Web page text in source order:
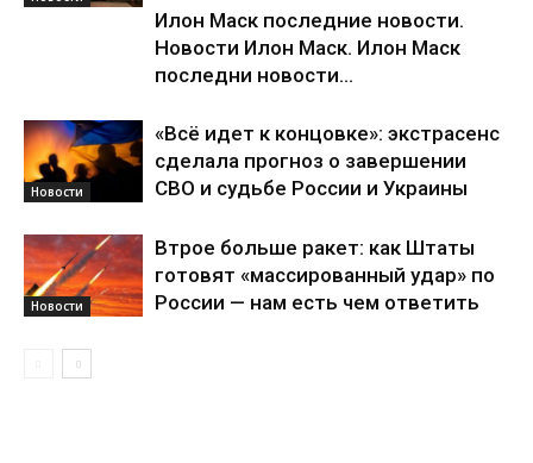
Илон Маск последние новости.
Новости Илон Маск. Илон Маск
последни новости...
Новости
«Всё идет к концовке»: экстрасенс
сделала прогноз о завершении
СВО и судьбе России и Украины
Новости
Втрое больше ракет: как Штаты
готовят «массированный удар» по
России — нам есть чем ответить